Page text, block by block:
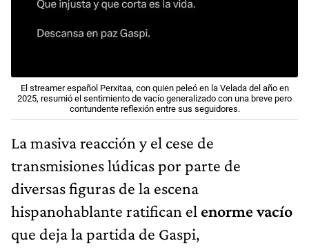
El streamer español Perxitaa, con quien peleó en la Velada del año en
2025, resumió el sentimiento de vacío generalizado con una breve pero
contundente reflexión entre sus seguidores.
La masiva reacción y el cese de
transmisiones lúdicas por parte de
diversas figuras de la escena
hispanohablante ratifican el enorme vacío
que deja la partida de Gaspi,